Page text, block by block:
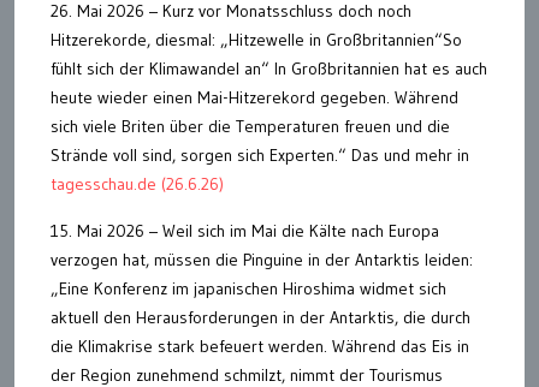
26. Mai 2026 – Kurz vor Monatsschluss doch noch
Hitzerekorde, diesmal: „Hitzewelle in Großbritannien“So
fühlt sich der Klimawandel an“ In Großbritannien hat es auch
heute wieder einen Mai-Hitzerekord gegeben. Während
sich viele Briten über die Temperaturen freuen und die
Strände voll sind, sorgen sich Experten.“ Das und mehr in
tagesschau.de (26.6.26)
15. Mai 2026 – Weil sich im Mai die Kälte nach Europa
verzogen hat, müssen die Pinguine in der Antarktis leiden:
„Eine Konferenz im japanischen Hiroshima widmet sich
aktuell den Herausforderungen in der Antarktis, die durch
die Klimakrise stark befeuert werden. Während das Eis in
der Region zunehmend schmilzt, nimmt der Tourismus